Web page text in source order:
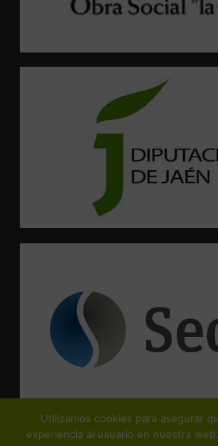
¡Suscríbete y no te pierdas
Utilizamos cookies para asegurar
experiencia al usuario en nuestra